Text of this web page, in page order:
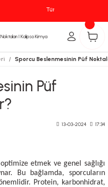
Tüm Siparişlerinizde
Sporcu Beslenmesinin Püf
Püf
13-03-2024 17:34
etmek ve genel sağlığı
Bu bağlamda, sporcuların
Protein, karbonhidrat,